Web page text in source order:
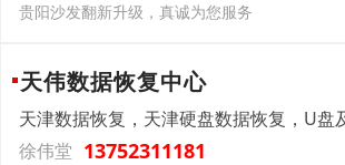
贵阳沙发翻新升级，真诚为您服务
天伟数据恢复中心
天津数据恢复，天津硬盘数据恢复，U盘
徐伟堂 13752311181